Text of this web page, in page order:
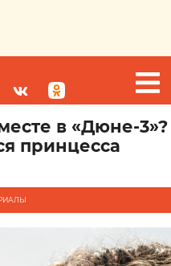
в «Дюне-3»?
принцесса